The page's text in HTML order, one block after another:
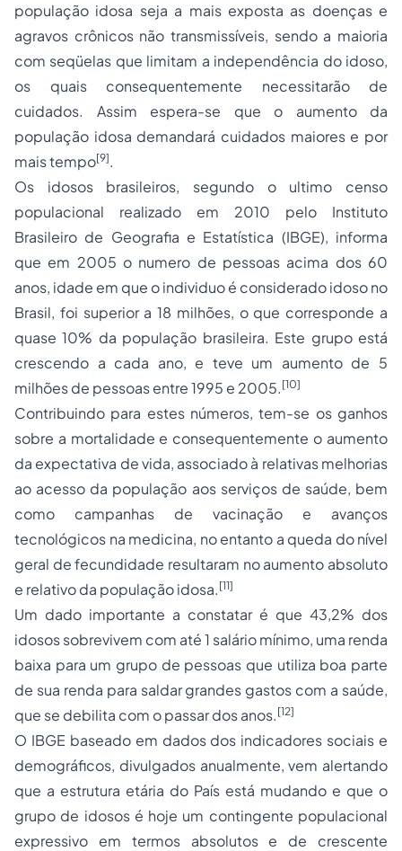
população idosa seja a mais exposta as doenças e
agravos crônicos não transmissíveis, sendo a maioria
com seqüelas que limitam a independência do idoso,
os quais consequentemente necessitarão de
cuidados. Assim espera-se que o aumento da
população idosa demandará cuidados maiores e por
mais tempo[9].
Os idosos brasileiros, segundo o ultimo censo
populacional realizado em 2010 pelo Instituto
Brasileiro de Geografia e Estatística (IBGE), informa
que em 2005 o numero de pessoas acima dos 60
anos, idade em que o individuo é considerado idoso no
Brasil, foi superior a 18 milhões, o que corresponde a
quase 10% da população brasileira. Este grupo está
crescendo a cada ano, e teve um aumento de 5
milhões de pessoas entre 1995 e 2005. [10]
Contribuindo para estes números, tem-se os ganhos
sobre a mortalidade e consequentemente o aumento
da expectativa de vida, associado à relativas melhorias
ao acesso da população aos serviços de saúde, bem
como campanhas de vacinação e avanços
tecnológicos na medicina, no entanto a queda do nível
geral de fecundidade resultaram no aumento absoluto
e relativo da população idosa. [11]
Um dado importante a constatar é que 43,2% dos
idosos sobrevivem com até 1 salário mínimo, uma renda
baixa para um grupo de pessoas que utiliza boa parte
de sua renda para saldar grandes gastos com a saúde,
que se debilita com o passar dos anos. [12]
O IBGE baseado em dados dos indicadores sociais e
demográficos, divulgados anualmente, vem alertando
que a estrutura etária do País está mudando e que o
grupo de idosos é hoje um contingente populacional
expressivo em termos absolutos e de crescente